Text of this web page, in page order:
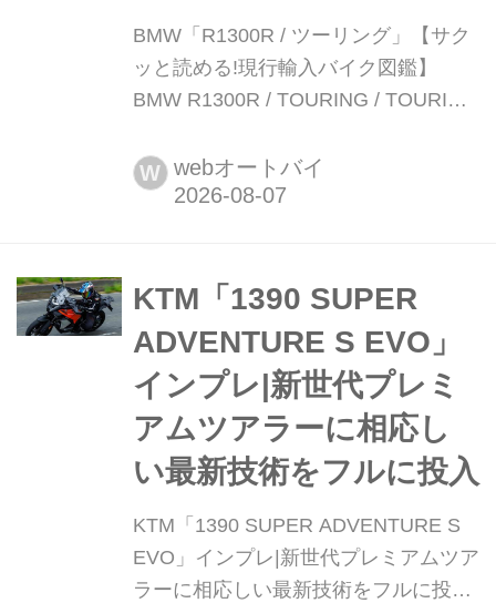
BMW「R1300R / ツーリング」【サク
ッと読める!現行輸入バイク図鑑】
BMW R1300R / TOURING / TOURING
8000円~ / 257万1000円~ 全長×全幅×
全高:2125×835×1090mm ホイールベ
W webオートバイ
KTM「1390 SUPER
ADVENTURE S EVO」
インプレ|新世代プレミ
アムツアラーに相応し
い最新技術をフルに投入
KTM「1390 SUPER ADVENTURE S
EVO」インプレ|新世代プレミアムツア
ラーに相応しい最新技術をフルに投入